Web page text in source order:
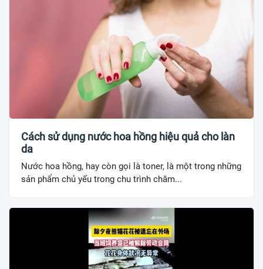
Cách sử dụng nước hoa hồng hiệu quả cho làn
da
Nước hoa hồng, hay còn gọi là toner, là một trong những
sản phẩm chủ yếu trong chu trình chăm...